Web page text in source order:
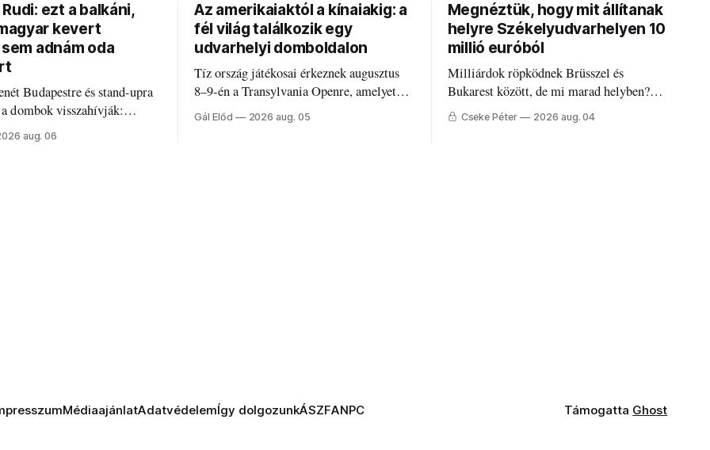
ezt a balkáni,
kevert
adnám oda
Budapestre és stand-upra
dombok visszahívják:
humorról, származásról és
aug. 06
Az amerikaiaktól a kínaiakig: a
fél világ találkozik egy
udvarhelyi domboldalon
Tíz ország játékosai érkeznek augusztus
8–9-én a Transylvania Openre, amelyet
Románia legrégebben működő állandó
discgolfpályáján rendeznek meg.
Gál Előd 2026 aug. 05
Megnéztük, hogy mit állítanak
helyre Székelyudvarhelyen 10
millió euróból
Milliárdok röpködnek Brüsszel és
Bukarest között, de mi marad helyben?
Mire költik a PNRR-pénzeket
Cseke Péter 2026 aug. 04
MédiaajánlatAdatvédelemÍgy dolgozunkÁSZFANPC Támogatta Ghost